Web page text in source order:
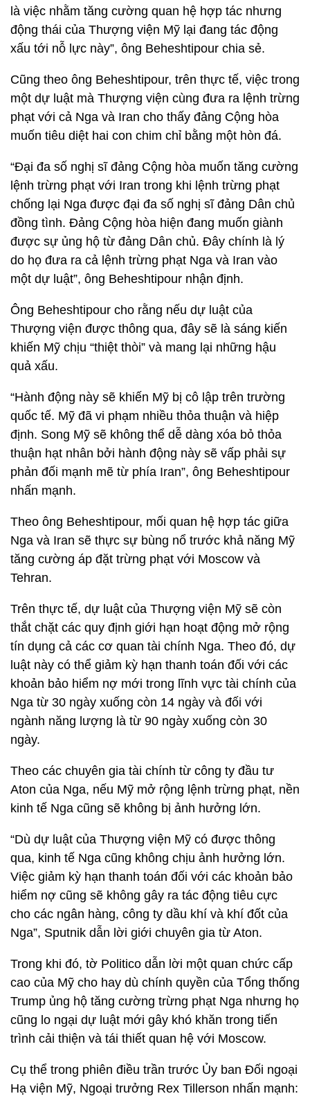
là việc nhằm tăng cường quan hệ hợp tác nhưng
động thái của Thượng viện Mỹ lại đang tác động
xấu tới nỗ lực này”, ông Beheshtipour chia sẻ.
Cũng theo ông Beheshtipour, trên thực tế, việc trong
một dự luật mà Thượng viện cùng đưa ra lệnh trừng
phạt với cả Nga và Iran cho thấy đảng Cộng hòa
muốn tiêu diệt hai con chim chỉ bằng một hòn đá.
“Đại đa số nghị sĩ đảng Cộng hòa muốn tăng cường
lệnh trừng phạt với Iran trong khi lệnh trừng phạt
chống lại Nga được đại đa số nghị sĩ đảng Dân chủ
đồng tình. Đảng Cộng hòa hiện đang muốn giành
được sự ủng hộ từ đảng Dân chủ. Đây chính là lý
do họ đưa ra cả lệnh trừng phạt Nga và Iran vào
một dự luật”, ông Beheshtipour nhận định.
Ông Beheshtipour cho rằng nếu dự luật của
Thượng viện được thông qua, đây sẽ là sáng kiến
khiến Mỹ chịu “thiệt thòi” và mang lại những hậu
quả xấu.
“Hành động này sẽ khiến Mỹ bị cô lập trên trường
quốc tế. Mỹ đã vi phạm nhiều thỏa thuận và hiệp
định. Song Mỹ sẽ không thể dễ dàng xóa bỏ thỏa
thuận hạt nhân bởi hành động này sẽ vấp phải sự
phản đối mạnh mẽ từ phía Iran”, ông Beheshtipour
nhấn mạnh.
Theo ông Beheshtipour, mối quan hệ hợp tác giữa
Nga và Iran sẽ thực sự bùng nổ trước khả năng Mỹ
tăng cường áp đặt trừng phạt với Moscow và
Tehran.
Trên thực tế, dự luật của Thượng viện Mỹ sẽ còn
thắt chặt các quy định giới hạn hoạt động mở rộng
tín dụng cả các cơ quan tài chính Nga. Theo đó, dự
luật này có thể giảm kỳ hạn thanh toán đối với các
khoản bảo hiểm nợ mới trong lĩnh vực tài chính của
Nga từ 30 ngày xuống còn 14 ngày và đối với
ngành năng lượng là từ 90 ngày xuống còn 30
ngày.
Theo các chuyên gia tài chính từ công ty đầu tư
Aton của Nga, nếu Mỹ mở rộng lệnh trừng phạt, nền
kinh tế Nga cũng sẽ không bị ảnh hưởng lớn.
“Dù dự luật của Thượng viện Mỹ có được thông
qua, kinh tế Nga cũng không chịu ảnh hưởng lớn.
Việc giảm kỳ hạn thanh toán đối với các khoản bảo
hiểm nợ cũng sẽ không gây ra tác động tiêu cực
cho các ngân hàng, công ty dầu khí và khí đốt của
Nga”, Sputnik dẫn lời giới chuyên gia từ Aton.
Trong khi đó, tờ Politico dẫn lời một quan chức cấp
cao của Mỹ cho hay dù chính quyền của Tổng thống
Trump ủng hộ tăng cường trừng phạt Nga nhưng họ
cũng lo ngại dự luật mới gây khó khăn trong tiến
trình cải thiện và tái thiết quan hệ với Moscow.
Cụ thể trong phiên điều trần trước Ủy ban Đối ngoại
Hạ viện Mỹ, Ngoại trưởng Rex Tillerson nhấn mạnh: